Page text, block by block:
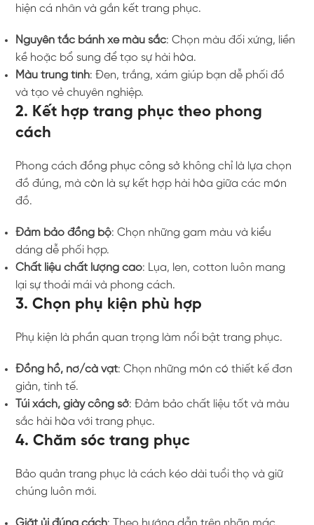
hiện cá nhân và gắn kết trang phục.
Nguyên tắc bánh xe màu sắc: Chọn màu đối xứng, liền
kề hoặc bổ sung để tạo sự hài hòa.
Màu trung tính: Đen, trắng, xám giúp bạn dễ phối đồ
và tạo vẻ chuyên nghiệp.
2. Kết hợp trang phục theo phong
cách
Phong cáchđồng phục công sở không chỉ là lựa chọn
đồ đúng, mà còn là sự kết hợp hài hòa giữa các món
đồ.
Đảm bảo đồng bộ: Chọn những gam màu và kiểu
dáng dễ phối hợp.
Chất liệu chất lượng cao: Lụa, len, cotton luôn mang
lại sự thoải mái và phong cách.
3. Chọn phụ kiện phù hợp
Phụ kiện là phần quan trọng làm nổi bật trang phục.
Đồng hồ, nơ/cà vạt: Chọn những món có thiết kế đơn
giản, tinh tế.
Túi xách, giày công sở: Đảm bảo chất liệu tốt và màu
sắc hài hòa với trang phục.
4. Chăm sóc trang phục
Bảo quản trang phục là cách kéo dài tuổi thọ và giữ
chúng luôn mới.